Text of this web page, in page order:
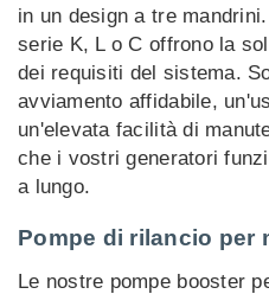
in un design a tre
serie K, L o C offrono la
dei requisiti del sistema.
avviamento affidabile,
un'elevata facilità di
che i vostri generatori
a lungo.
Pompe di rilancio per
Le nostre pompe booster